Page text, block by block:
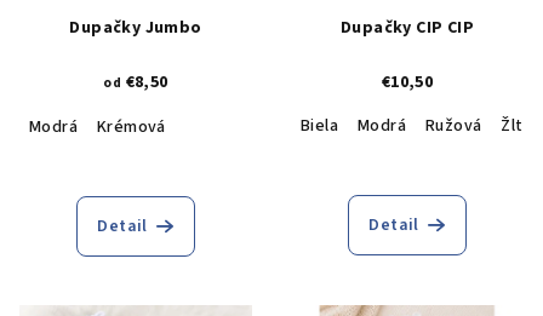
Dupačky Jumbo
od €8,50
Modrá
Krémová
Detail
Dupačky CIP CIP
€10,50
Biela
Modrá Ružová Žltá
Detail